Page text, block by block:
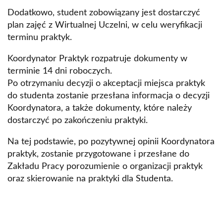
Dodatkowo, student zobowiązany jest dostarczyć
plan zajęć z Wirtualnej Uczelni, w celu weryfikacji
terminu praktyk.
Koordynator Praktyk rozpatruje dokumenty w
terminie 14 dni roboczych.
Po otrzymaniu decyzji o akceptacji miejsca praktyk
do studenta zostanie przesłana informacja o decyzji
Koordynatora, a także dokumenty, które należy
dostarczyć po zakończeniu praktyki.
Na tej podstawie, po pozytywnej opinii Koordynatora
praktyk, zostanie przygotowane i przesłane do
Zakładu Pracy porozumienie o organizacji praktyk
oraz skierowanie na praktyki dla Studenta.